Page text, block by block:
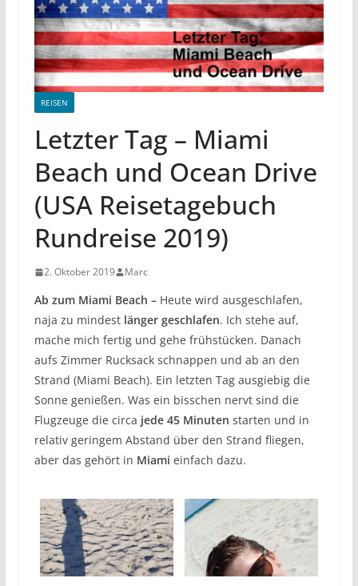
REISEN
Letzter Tag – Miami
Beach und Ocean Drive
(USA Reisetagebuch
Rundreise 2019)
2. Oktober 2019 Marc
Ab zum Miami Beach –Heute wird ausgeschlafen,
naja zu mindest länger geschlafen. Ich stehe auf,
mache mich fertig und gehe frühstücken. Danach
aufs Zimmer Rucksack schnappen und ab an den
Strand (Miami Beach). Ein letzten Tag ausgiebig die
Sonne genießen. Was ein bisschen nervt sind die
Flugzeuge die circa jede 45 Minuten starten und in
relativ geringem Abstand über den Strand fliegen,
aber das gehört in Miami einfach dazu.